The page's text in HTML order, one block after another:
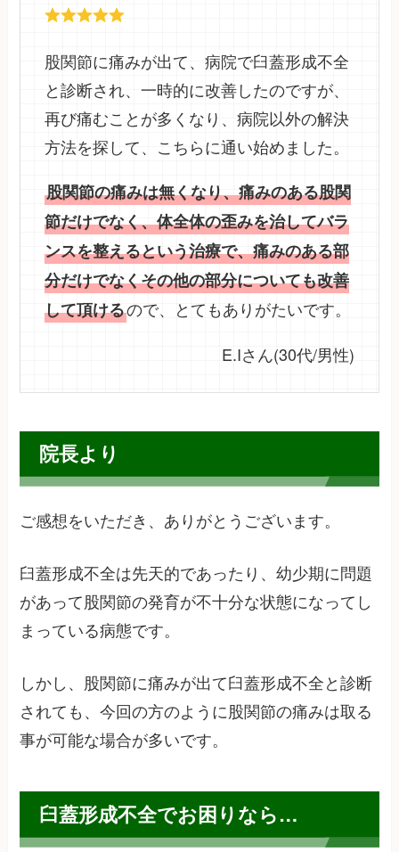
股関節に痛みが出て、病院で臼蓋形成不全
と診断され、一時的に改善したのですが、
再び痛むことが多くなり、病院以外の解決
方法を探して、こちらに通い始めました。
股関節の痛みは無くなり、痛みのある股関
節だけでなく、体全体の歪みを治してバラ
ンスを整えるという治療で、痛みのある部
分だけでなくその他の部分についても改善
して頂けるので、とてもありがたいです。
E.Iさん(30代/男性)
院長より
ご感想をいただき、ありがとうございます。
臼蓋形成不全は先天的であったり、幼少期に問題
があって股関節の発育が不十分な状態になってし
まっている病態です。
しかし、股関節に痛みが出て臼蓋形成不全と診断
されても、今回の方のように股関節の痛みは取る
事が可能な場合が多いです。
臼蓋形成不全でお困りなら…